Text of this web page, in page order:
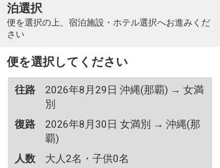
泊選択
便を選択の上、宿泊施設・ホテル選択へお進みくだ
さい
便を選択してください
往路
2026年8月29日 沖縄(那覇) → 女満
別
復路
2026年8月30日 女満別 → 沖縄(那
覇)
人数
大人2名・子供0名